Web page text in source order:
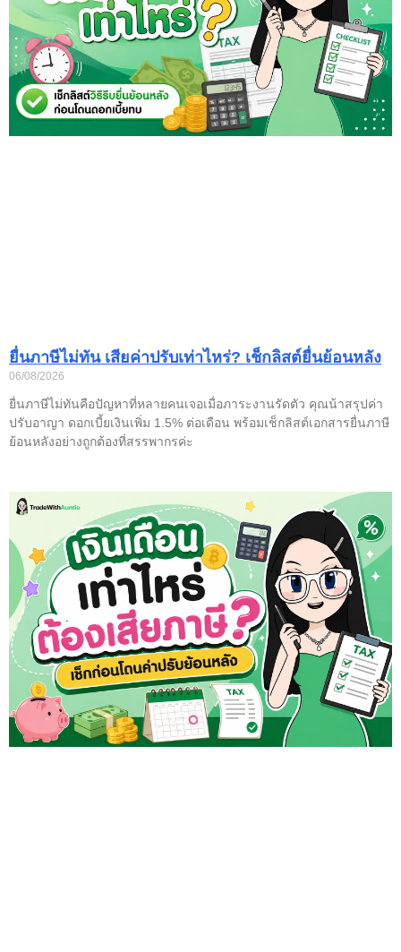
ยื่นภาษีไม่ทัน เสียค่าปรับเท่าไหร่? เช็กลิสต์ยื่นย้อนหลัง
06/08/2026
ยื่นภาษีไม่ทันคือปัญหาที่หลายคนเจอเมื่อภาระงานรัดตัว คุณน้าสรุปค่า
ปรับอาญา ดอกเบี้ยเงินเพิ่ม 1.5% ต่อเดือน พร้อมเช็กลิสต์เอกสารยื่นภาษี
ย้อนหลังอย่างถูกต้องที่สรรพากรค่ะ